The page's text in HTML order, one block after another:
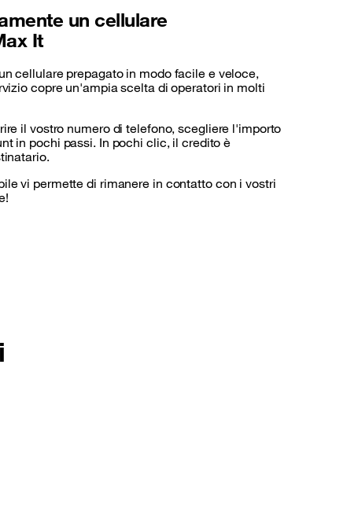
un cellulare
It
cellulare prepagato in modo facile e veloce,
copre un'ampia scelta di operatori in molti
il vostro numero di telefono, scegliere l'importo
in pochi passi. In pochi clic, il credito è
vi permette di rimanere in contatto con i vostri